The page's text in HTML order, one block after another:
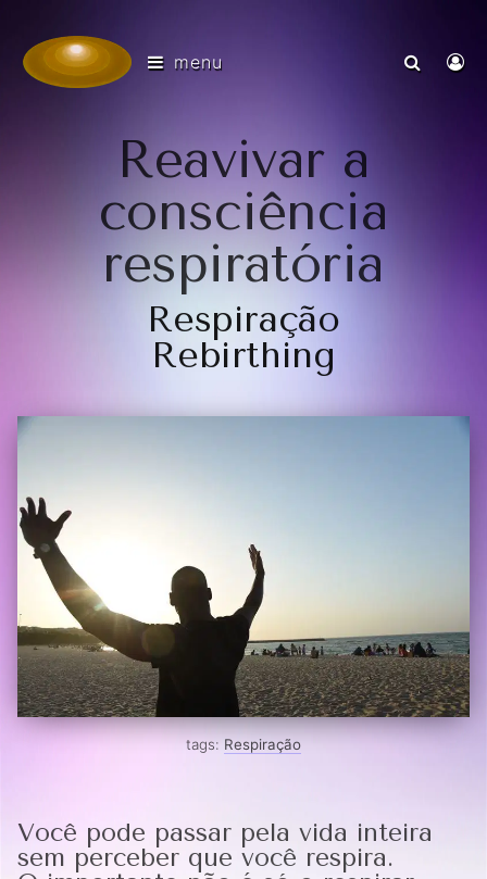
menu
Reavivar a
consciência
respiratória
Respiração
Rebirthing
tags: Respiração
Você pode passar pela vida inteira
sem perceber que você respira.